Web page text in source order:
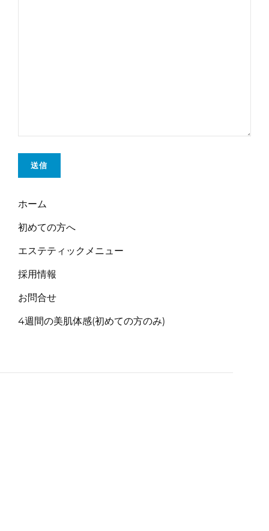
ホーム
初めての方へ
エステティックメニュー
採用情報
お問合せ
4週間の美肌体感(初めての方のみ)